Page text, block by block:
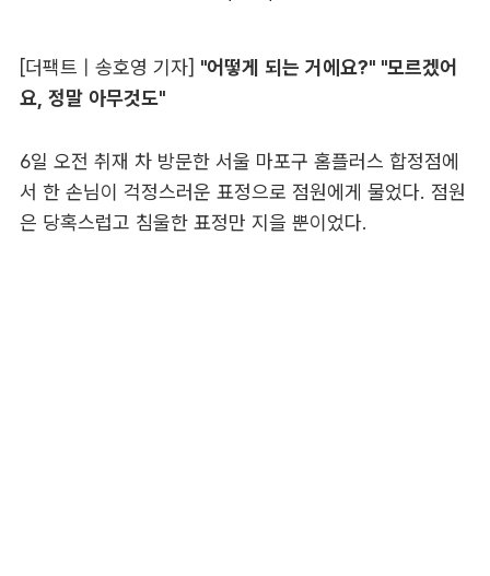
[더팩트 | 송호영 기자] "어떻게 되는 거에요?" "모르겠어
요, 정말 아무것도"
6일 오전 취재 차 방문한 서울 마포구 홈플러스 합정점에
서 한 손님이 걱정스러운 표정으로 점원에게 물었다. 점원
은 당혹스럽고 침울한 표정만 지을 뿐이었다.